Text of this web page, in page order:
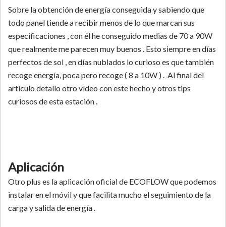
Sobre la obtención de energía conseguida y sabiendo que
todo panel tiende a recibir menos de lo que marcan sus
especificaciones , con él he conseguido medias de 70 a 90W
que realmente me parecen muy buenos . Esto siempre en días
perfectos de sol , en días nublados lo curioso es que también
recoge energía, poca pero recoge ( 8 a 10W ) . Al final del
articulo detallo otro vídeo con este hecho y otros tips
curiosos de esta estación .
Aplicación
Otro plus es la aplicación oficial de ECOFLOW que podemos
instalar en el móvil y que facilita mucho el seguimiento de la
carga y salida de energía .